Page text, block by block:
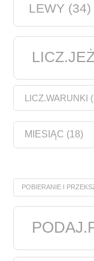
LEWY (34)
LICZ.WARUNKI
MIESIĄC (18)
POBIERANIE I